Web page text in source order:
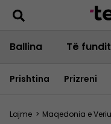
Ballina Të fundit
Prishtina Prizreni
Lajme > Maqedonia e